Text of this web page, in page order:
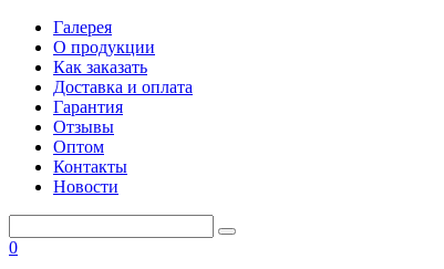
Галерея
О продукции
Как заказать
Доставка и оплата
Гарантия
Отзывы
Оптом
Контакты
Новости
0